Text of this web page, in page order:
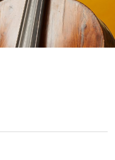
Michael Karg